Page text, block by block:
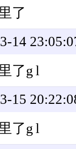
了
14
了g l
15
了g l